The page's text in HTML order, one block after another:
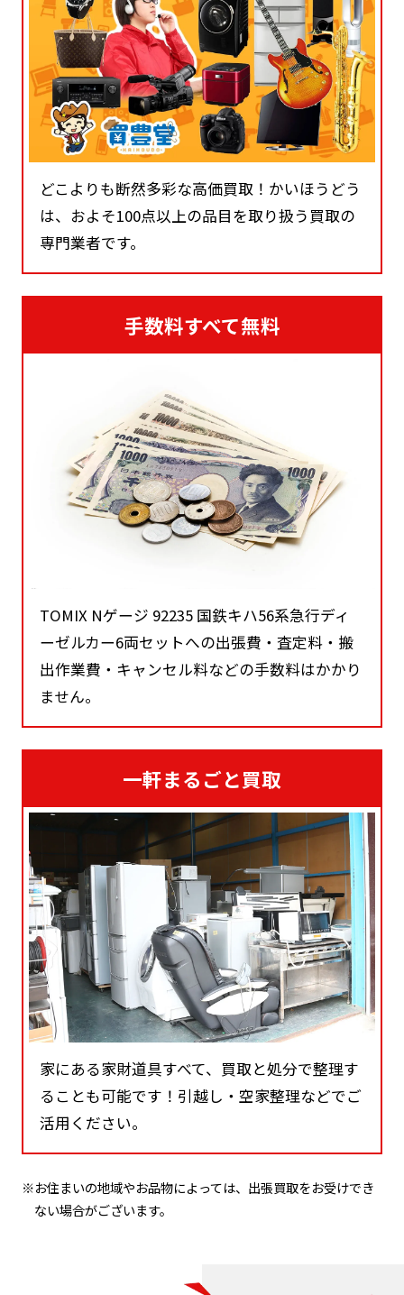
どこよりも断然多彩な高価買取！かいほうどう
は、およそ100点以上の品目を取り扱う買取の
専門業者です。
手数料すべて無料
TOMIX Nゲージ 92235 国鉄キハ56系急行ディ
ーゼルカー6両セットへの出張費・査定料・搬
出作業費・キャンセル料などの手数料はかかり
ません。
一軒まるごと買取
家にある家財道具すべて、買取と処分で整理す
ることも可能です！引越し・空家整理などでご
活用ください。
※お住まいの地域やお品物によっては、出張買取をお受けでき
ない場合がございます。